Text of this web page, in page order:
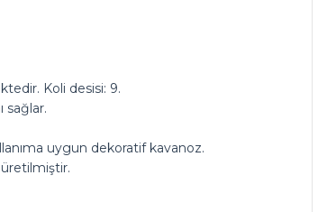
Koli desisi: 9.
sağlar.
uygun dekoratif kavanoz.
üretilmiştir.